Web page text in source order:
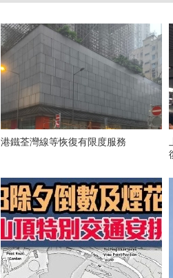
港鐵荃灣線等恢復有限度服務